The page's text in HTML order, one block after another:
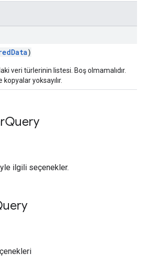
)
veri türlerinin listesi. Boş olmamalıdır.
yoksayılır.
Query
ilgili seçenekler.